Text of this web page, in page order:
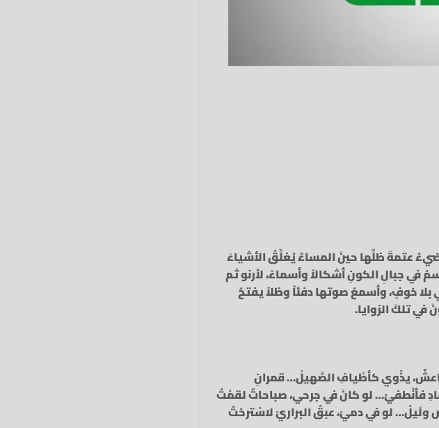
عتمةَ ظلِّها حينَ المساءُ يُغلِّقُ الأشياءَ
في جبالِ الكونِ أشكالاً وأسماءً، لأرنو ثم
بلا خوفٍ، وأسمعُ صوتها دفئاً وظلاً يفتحُ
تلكَ الزوايا.
يذْوي كأطْيافِ الصَّهيلْ…‏ قمرانِ
فأنْطفيْ…‏ لو كانَ في جرحي،‏ صباحاتٌ‏ لقمْتُ
ولَيلْ…‏ لو في دميْ،‏ عبقُ البراريْ‏ لاسْترحْتُ